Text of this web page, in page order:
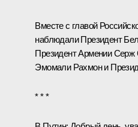
Вместе с главой
наблюдали Президент
Президент АрменииСерж
Эмомали Рахмони
* * *